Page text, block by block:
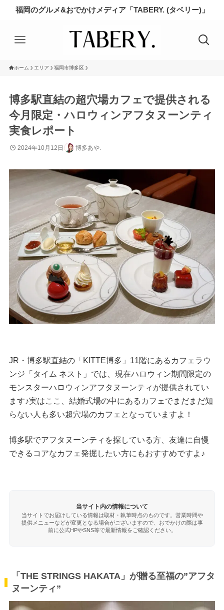
福岡のグルメ&おでかけメディア「TABERY. (タベリー)」
ホーム エリア 福岡市博多区
博多駅直結の超穴場カフェで提供される
今月限定・ハロウィンアフタヌーンティ
実食レポート
2024年10月12日 博多あや.
JR・博多駅直結の「KITTE博多」11階にあるカフェラウ
ンジ「タイム ネスト」では、現在ハロウィン期間限定の
モンスターハロウィンアフタヌーンティが提供されてい
ます♪実はここ、結婚式場の中にあるカフェでまだまだ知
らない人も多い超穴場のカフェとなっていますよ！
博多駅でアフタヌーンティを探している方、友達に自慢
できるコアなカフェ発掘したい方にもおすすめですよ♪
当サイト内の情報について
当サイトでお届けしている情報は取材・執筆時点のものです。営業時間や
提供メニューなどが変更となる場合がございますので、おでかけの際は事
前に公式HPやSNS等で最新情報をご確認ください。
「THE STRINGS HAKATA」が贈る至福の”アフタ
ヌーンティ”